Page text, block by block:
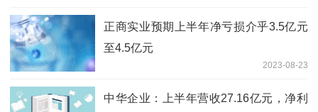
正商实业预期上半年净亏损介乎3.5亿元
至4.5亿元
2023-08-23
中华企业：上半年营收27.16亿元，净利